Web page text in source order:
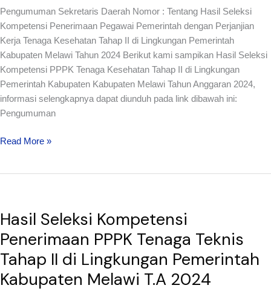
Pengumuman Sekretaris Daerah Nomor : Tentang Hasil Seleksi
Kompetensi Penerimaan Pegawai Pemerintah dengan Perjanjian
Kerja Tenaga Kesehatan Tahap II di Lingkungan Pemerintah
Kabupaten Melawi Tahun 2024 Berikut kami sampikan Hasil Seleksi
Kompetensi PPPK Tenaga Kesehatan Tahap II di Lingkungan
Pemerintah Kabupaten Kabupaten Melawi Tahun Anggaran 2024,
informasi selengkapnya dapat diunduh pada link dibawah ini:
Pengumuman
Lingkungan
Pemerintah
Kabupaten
Melawi
T.A
2024
Read More »
Hasil Seleksi Kompetensi
Penerimaan PPPK Tenaga Teknis
Tahap II di Lingkungan Pemerintah
Kabupaten Melawi T.A 2024
Seleksi
Kompetensi
Penerimaan
PPPK
Tenaga